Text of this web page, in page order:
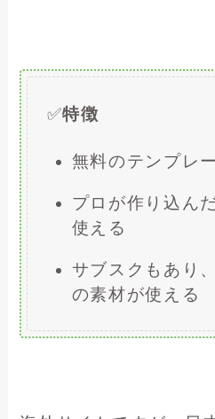
✅特徴
無料のテンプレ
プロが作り込ん
使える
サブスクもあり
の素材が使える